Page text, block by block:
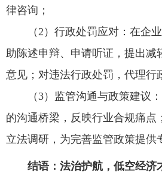
律咨询；
（2）行政处罚应对：在企
助陈述申辩、申请听证，提出减
意见；对违法行政处罚，代理行
（3）监管沟通与政策建议
的沟通桥梁，反映行业合规痛点
立法调研，为完善监管政策提供
结语：法治护航，低空经济